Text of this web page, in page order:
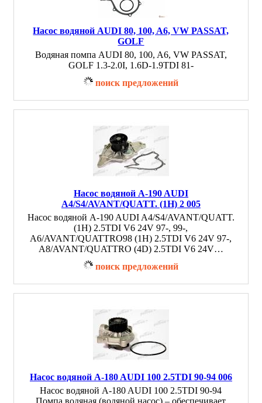
Насос водяной AUDI 80, 100, A6, VW PASSAT,
GOLF
Водяная помпа AUDI 80, 100, A6, VW PASSAT,
GOLF 1.3-2.0I, 1.6D-1.9TDI 81-
поиск предложений
Насос водяной A-190 AUDI
A4/S4/AVANT/QUATT. (1H) 2 005
Насос водяной A-190 AUDI A4/S4/AVANT/QUATT.
(1H) 2.5TDI V6 24V 97-, 99-,
A6/AVANT/QUATTRO98 (1H) 2.5TDI V6 24V 97-,
A8/AVANT/QUATTRO (4D) 2.5TDI V6 24V…
поиск предложений
Насос водяной A-180 AUDI 100 2.5TDI 90-94 006
Насос водяной A-180 AUDI 100 2.5TDI 90-94
Помпа водяная (водяной насос) – обеспечивает